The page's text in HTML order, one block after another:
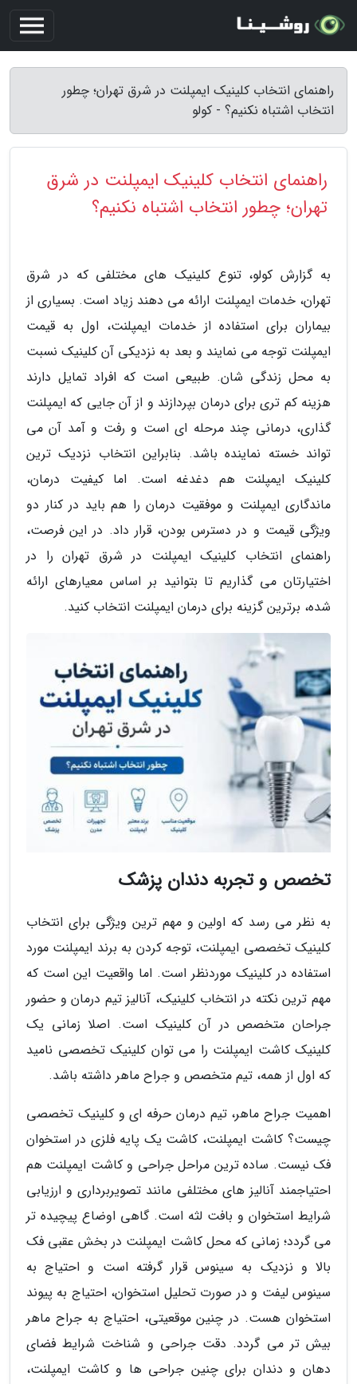
راهنمای انتخاب کلینیک ایمپلنت در شرق تهران؛ چطور
انتخاب اشتباه نکنیم؟ - کولو
راهنمای انتخاب کلینیک ایمپلنت در شرق
تهران؛ چطور انتخاب اشتباه نکنیم؟
به گزارش کولو، تنوع کلینیک های مختلفی که در شرق
تهران، خدمات ایمپلنت ارائه می دهند زیاد است. بسیاری از
بیماران برای استفاده از خدمات ایمپلنت، اول به قیمت
ایمپلنت توجه می نمایند و بعد به نزدیکی آن کلینیک نسبت
به محل زندگی شان. طبیعی است که افراد تمایل دارند
هزینه کم تری برای درمان بپردازند و از آن جایی که ایمپلنت
گذاری، درمانی چند مرحله ای است و رفت و آمد آن می
تواند خسته نماینده باشد. بنابراین انتخاب نزدیک ترین
کلینیک ایمپلنت هم دغدغه است. اما کیفیت درمان،
ماندگاری ایمپلنت و موفقیت درمان را هم باید در کنار دو
ویژگی قیمت و در دسترس بودن، قرار داد. در این فرصت،
راهنمای انتخاب کلینیک ایمپلنت در شرق تهران را در
اختیارتان می گذاریم تا بتوانید بر اساس معیارهای ارائه
شده، برترین گزینه برای درمان ایمپلنت انتخاب کنید.
تخصص و تجربه دندان پزشک
به نظر می رسد که اولین و مهم ترین ویژگی برای انتخاب
کلینیک تخصصی ایمپلنت، توجه کردن به برند ایمپلنت مورد
استفاده در کلینیک موردنظر است. اما واقعیت این است که
مهم ترین نکته در انتخاب کلینیک، آنالیز تیم درمان و حضور
جراحان متخصص در آن کلینیک است. اصلا زمانی یک
کلینیک کاشت ایمپلنت را می توان کلینیک تخصصی نامید
که اول از همه، تیم متخصص و جراح ماهر داشته باشد.
اهمیت جراح ماهر، تیم درمان حرفه ای و کلینیک تخصصی
چیست؟ کاشت ایمپلنت، کاشت یک پایه فلزی در استخوان
فک نیست. ساده ترین مراحل جراحی و کاشت ایمپلنت هم
احتیاجمند آنالیز های مختلفی مانند تصویربرداری و ارزیابی
شرایط استخوان و بافت لثه است. گاهی اوضاع پیچیده تر
می گردد؛ زمانی که محل کاشت ایمپلنت در بخش عقبی فک
بالا و نزدیک به سینوس قرار گرفته است و احتیاج به
سینوس لیفت و در صورت تحلیل استخوان، احتیاج به پیوند
استخوان هست. در چنین موقعیتی، احتیاج به جراح ماهر
بیش تر می گردد. دقت جراحی و شناخت شرایط فضای
دهان و دندان برای چنین جراحی ها و کاشت ایمپلنت،